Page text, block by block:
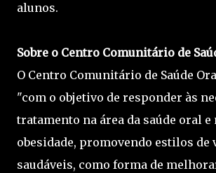
alunos.
Sobre o Centro Comunitário de
O Centro Comunitário de Saúde
"com o objetivo de responder às
tratamento na área da saúde oral e
obesidade, promovendo estilos de
saudáveis, como forma de